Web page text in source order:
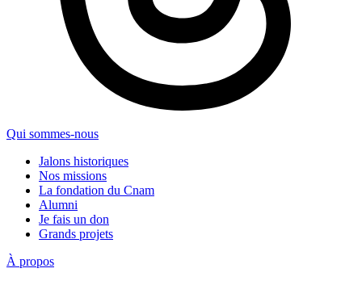
Qui sommes-nous
Jalons historiques
Nos missions
La fondation du Cnam
Alumni
Je fais un don
Grands projets
À propos